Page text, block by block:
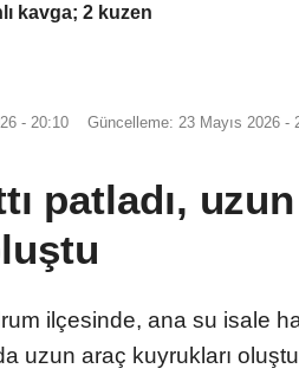
kavga; 2 kuzen
- 20:10 Güncelleme: 23 Mayıs 2026 -
patladı,
ilçesinde, ana su isale
uzun araç kuyrukları oluştu